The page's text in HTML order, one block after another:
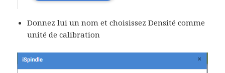
Donnez lui un nom et choisissez Densité comme
unité de calibration